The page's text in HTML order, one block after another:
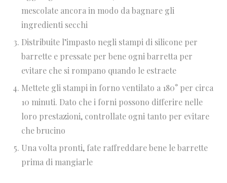
mescolate ancora in modo da bagnare gli
ingredienti secchi
Distribuite l’impasto negli stampi di silicone per
barrette e pressate per bene ogni barretta per
evitare che si rompano quando le estraete
Mettete gli stampi in forno ventilato a 180° per circa
10 minuti. Dato che i forni possono differire nelle
loro prestazioni, controllate ogni tanto per evitare
che brucino
Una volta pronti, fate raffreddare bene le barrette
prima di mangiarle